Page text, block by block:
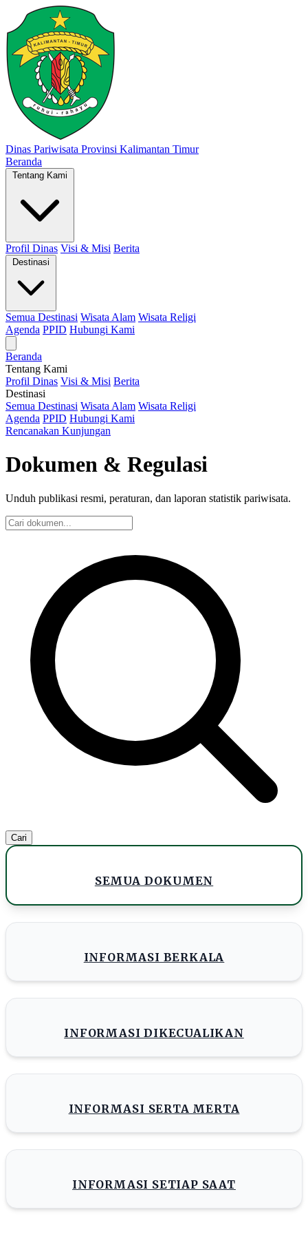
Dinas Pariwisata Provinsi Kalimantan Timur
Beranda
Tentang Kami
Profil Dinas Visi & Misi Berita
Destinasi
Semua Destinasi Wisata Alam Wisata Religi
Agenda PPID Hubungi Kami
Beranda
Tentang Kami
Profil Dinas Visi & Misi Berita
Destinasi
Semua Destinasi Wisata Alam Wisata Religi
Agenda PPID Hubungi Kami
Rencanakan Kunjungan
Dokumen & Regulasi
Unduh publikasi resmi, peraturan, dan laporan statistik pariwisata.
Cari
SEMUA DOKUMEN
INFORMASI BERKALA
INFORMASI DIKECUALIKAN
INFORMASI SERTA MERTA
INFORMASI SETIAP SAAT